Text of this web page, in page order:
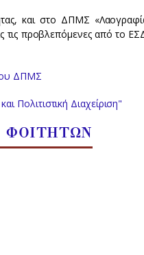
και στο ΔΠΜΣ «Λαογραφία
τις προβλεπόμενες από το
ΔΠΜΣ
Πολιτιστική Διαχείριση"
ΦΟΙΤΗΤΩΝ